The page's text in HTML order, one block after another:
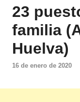
23
familia
Huelva)
16 de enero de 2020